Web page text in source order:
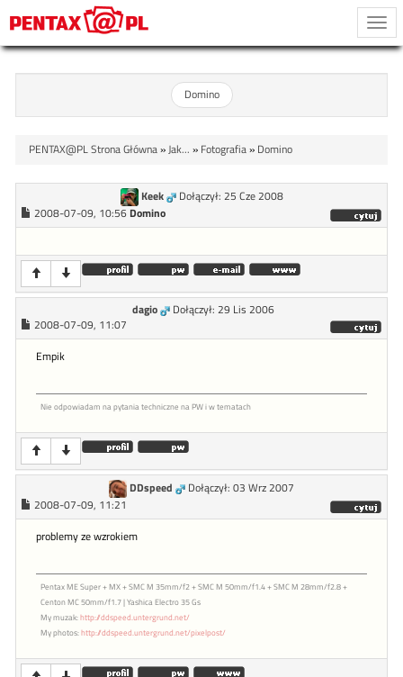
Domino
PENTAX@PL Strona Główna»Jak... » Fotografia» Domino
Keek
Dołączył: 25 Cze 2008
2008-07-09, 10:56 Domino
dagio
Dołączył: 29 Lis 2006
2008-07-09, 11:07
Empik
Nie odpowiadam na pytania techniczne na PW i w tematach
DDspeed
Dołączył: 03 Wrz 2007
2008-07-09, 11:21
problemy ze wzrokiem
Pentax ME Super + MX + SMC M 35mm/f2 + SMC M 50mm/f1.4 + SMC M 28mm/f2.8 +
Centon MC 50mm/f1.7 | Yashica Electro 35 Gs
My muzak:http://ddspeed.untergrund.net/
My photos:http://ddspeed.untergrund.net/pixelpost/